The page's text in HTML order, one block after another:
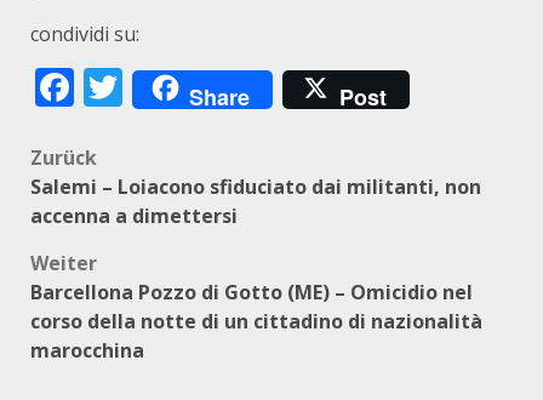
condividi su:
Facebook
Twitter
Share Post
Beitragsnavigation
Zurück
Salemi – Loiacono sfiduciato dai militanti, non
accenna a dimettersi
Weiter
Barcellona Pozzo di Gotto (ME) – Omicidio nel
corso della notte di un cittadino di nazionalità
marocchina